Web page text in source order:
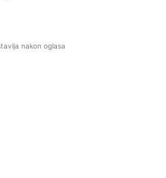
nakon oglasa